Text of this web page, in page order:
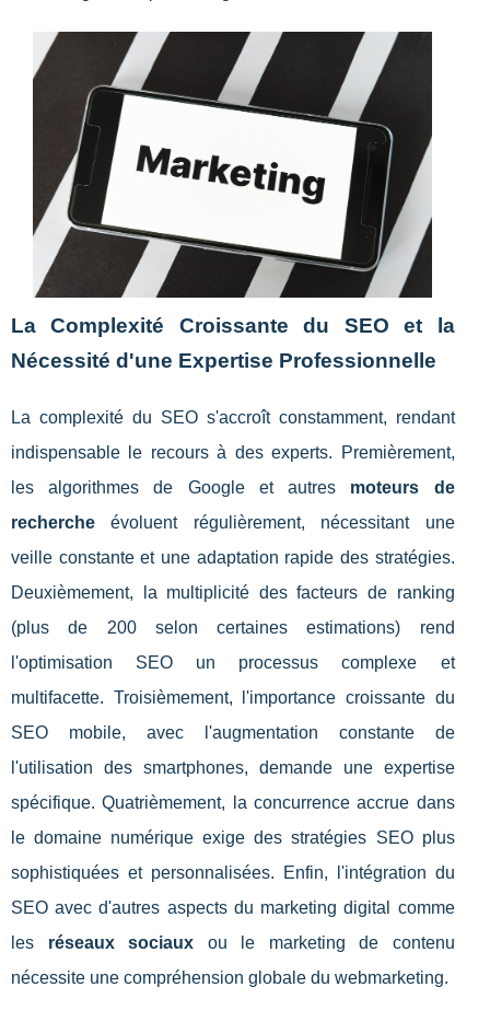
La Complexité Croissante du SEO et la
Nécessité d'une Expertise Professionnelle
La complexité du SEO s'accroît constamment, rendant
indispensable le recours à des experts. Premièrement,
les algorithmes de Google et autres moteurs de
recherche évoluent régulièrement, nécessitant une
veille constante et une adaptation rapide des stratégies.
Deuxièmement, la multiplicité des facteurs de ranking
(plus de 200 selon certaines estimations) rend
l'optimisation SEO un processus complexe et
multifacette. Troisièmement, l'importance croissante du
SEO mobile, avec l'augmentation constante de
l'utilisation des smartphones, demande une expertise
spécifique. Quatrièmement, la concurrence accrue dans
le domaine numérique exige des stratégies SEO plus
sophistiquées et personnalisées. Enfin, l'intégration du
SEO avec d'autres aspects du marketing digital comme
les réseaux sociaux ou le marketing de contenu
nécessite une compréhension globale du webmarketing.